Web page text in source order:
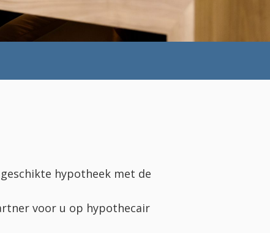
hypotheek met de
voor u op hypothecair